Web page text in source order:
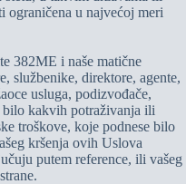
ograničena u najvećoj meri
382ME i naše matične
službenike, direktore, agente,
usluga, podizvođače,
bilo kakvih potraživanja ili
troškove, koje podnese bilo
kršenja ovih Uslova
putem reference, ili vašeg